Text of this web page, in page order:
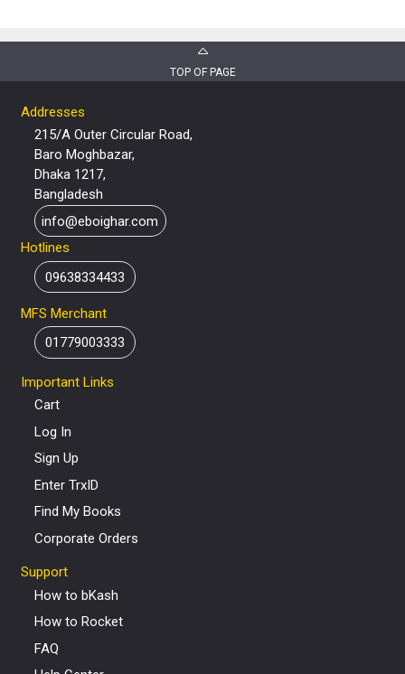
TOP OF PAGE
Addresses
215/A Outer Circular Road,
Baro Moghbazar,
Dhaka 1217,
Bangladesh
info@eboighar.com
Hotlines
09638334433
MFS Merchant
01779003333
Important Links
Cart
Log In
Sign Up
Enter TrxID
Find My Books
Corporate Orders
Support
How to bKash
How to Rocket
FAQ